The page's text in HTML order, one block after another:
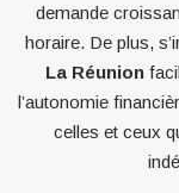
demande
horaire. De plus,
La Réunion
l’autonomie
celles et ceux